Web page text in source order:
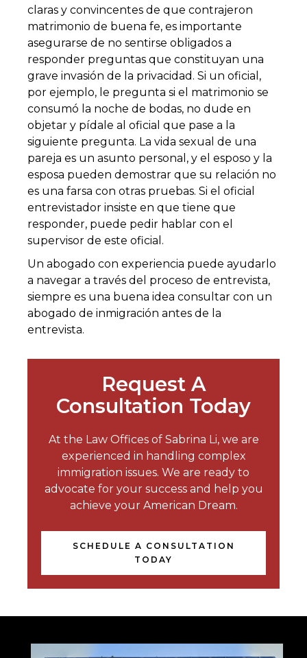
claras y convincentes de que contrajeron
matrimonio de buena fe, es importante
asegurarse de no sentirse obligados a
responder preguntas que constituyan una
grave invasión de la privacidad. Si un oficial,
por ejemplo, le pregunta si el matrimonio se
consumó la noche de bodas, no dude en
objetar y pídale al oficial que pase a la
siguiente pregunta. La vida sexual de una
pareja es un asunto personal, y el esposo y la
esposa pueden demostrar que su relación no
es una farsa con otras pruebas. Si el oficial
entrevistador insiste en que tiene que
responder, puede pedir hablar con el
supervisor de este oficial.
Un abogado con experiencia puede ayudarlo
a navegar a través del proceso de entrevista,
siempre es una buena idea consultar con un
abogado de inmigración antes de la
entrevista.
Request A
Consultation Today
At the Law Offices of Sabrina Li, we are
experienced in handling complex
immigration issues. We are ready to
advocate for your success and help you
achieve your American Dream.
SCHEDULE A CONSULTATION
TODAY